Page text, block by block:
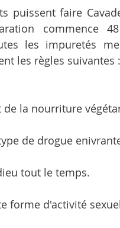
puissent faire
commence
les impuretés
les règles suivantes :
la nourriture
de drogue
tout le temps.
forme d'activité